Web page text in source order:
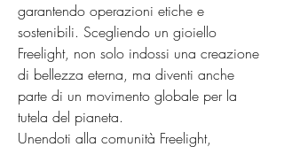
garantendo operazioni etiche e
sostenibili. Scegliendo un gioiello
Freelight, non solo indossi una creazione
di bellezza eterna, ma diventi anche
parte di un movimento globale per la
tutela del pianeta.
Unendoti alla comunità Freelight,